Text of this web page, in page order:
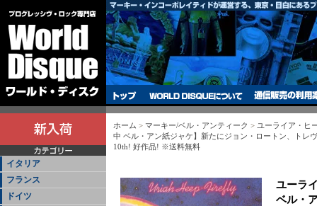
イタリア
フランス
ドイツ
ホーム > マーキー/ベル・アンティーク > ユーライア・ヒ
中 ベル・アン紙ジャケ】新たにジョン・ロートン、トレ
10th! 好作品! ※送料無料
ユーラ
ベル・